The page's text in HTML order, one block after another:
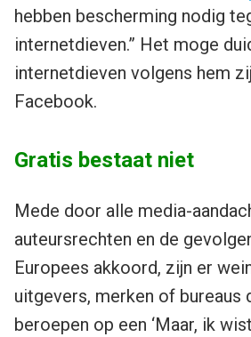
hebben bescherming nodig
internetdieven.” Het moge
internetdieven volgens hem
Facebook.
Gratis bestaat niet
Mede door alle media-
auteursrechten en de
Europees akkoord, zijn er
uitgevers, merken of bureaus
beroepen op een ‘Maar, ik